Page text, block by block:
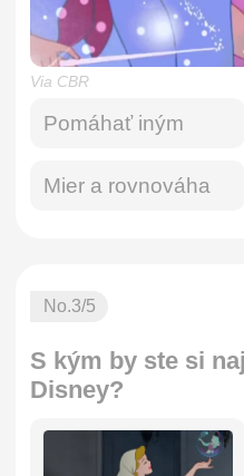
Via CBR
Pomáhať iným
Mier a rovnováha
No.3/5
S kým by ste si
Disney?